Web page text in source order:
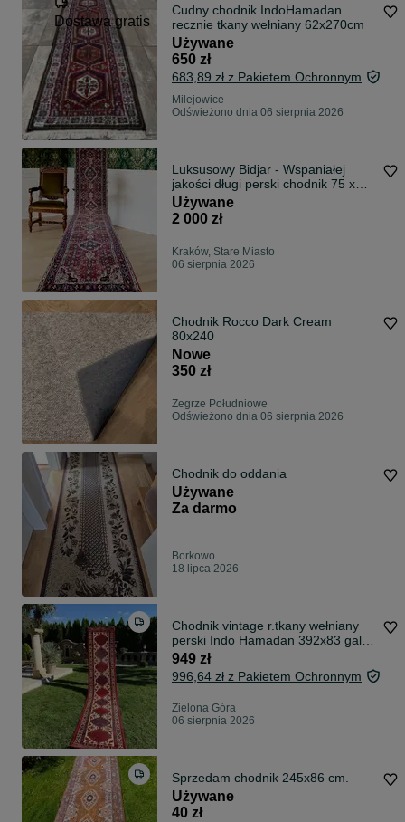
Dostawa gratis
Cudny chodnik IndoHamadan
recznie tkany wełniany 62x270cm
Używane
650 zł
683,89 zł z Pakietem Ochronnym
Milejowice
Odświeżono dnia 06 sierpnia 2026
Luksusowy Bidjar - Wspaniałej
jakości długi perski chodnik 75 x
440 cm
Używane
2 000 zł
Kraków, Stare Miasto
06 sierpnia 2026
Chodnik Rocco Dark Cream
80x240
Nowe
350 zł
Zegrze Południowe
Odświeżono dnia 06 sierpnia 2026
Chodnik do oddania
Używane
Za darmo
Borkowo
18 lipca 2026
Chodnik vintage r.tkany wełniany
perski Indo Hamadan 392x83 gal. 7
tys
949 zł
996,64 zł z Pakietem Ochronnym
Zielona Góra
06 sierpnia 2026
Sprzedam chodnik 245x86 cm.
Używane
40 zł